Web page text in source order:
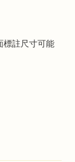
標註尺寸可能